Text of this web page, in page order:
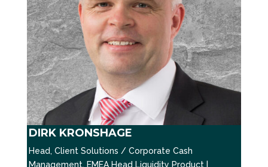
DIRK KRONSHAGE
Head, Client Solutions / Corporate Cash
Management, EMEA Head Liquidity Product |